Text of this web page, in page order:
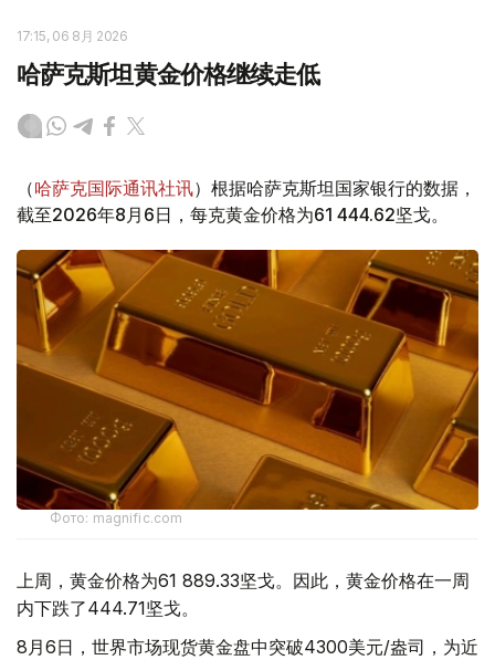
17:15, 06 8月 2026
哈萨克斯坦黄金价格继续走低
（哈萨克国际通讯社讯）根据哈萨克斯坦国家银行的数据，
截至2026年8月6日，每克黄金价格为61 444.62坚戈。
Фото: magnific.com
上周，黄金价格为61 889.33坚戈。因此，黄金价格在一周
内下跌了444.71坚戈。
8月6日，世界市场现货黄金盘中突破4300美元/盎司，为近